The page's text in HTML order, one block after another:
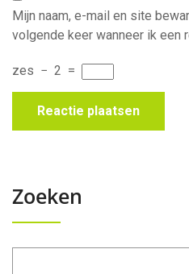
Mijn naam, e-mail en site
volgende keer wanneer ik een
zes − 2 =
Zoeken